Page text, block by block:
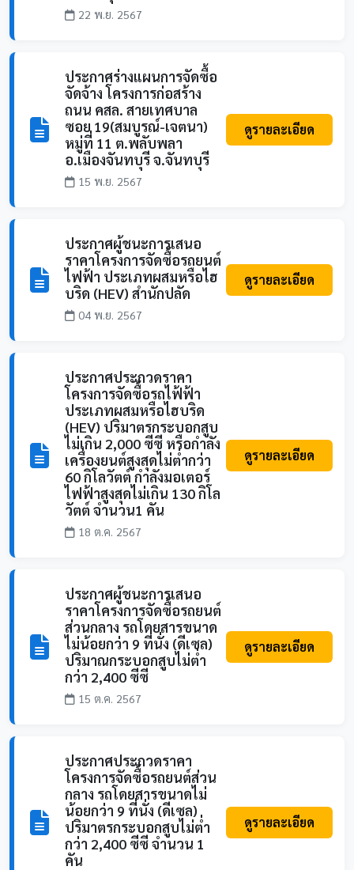
22 พ.ย. 2567
ประกาศร่างแผนการจัดซื้อ
จัดจ้าง โครงการก่อสร้าง
ถนน คสล. สายเทศบาล
ซอย 19(สมบูรณ์-เจตนา)
หมู่ที่ 11 ต.พลับพลา
อ.เมืองจันทบุรี จ.จันทบุรี
15 พ.ย. 2567
ดูรายละเอียด
ประกาศผู้ชนะการเสนอ
ราคาโครงการจัดซื้อรถยนต์
ไฟฟ้า ประเภทผสมหรือไฮ
บริด (HEV) สำนักปลัด
04 พ.ย. 2567
ดูรายละเอียด
ประกาศประกวดราคา
โครงการจัดซื้อรถไฟ้ฟ้า
ประเภทผสมหรือไฮบริด
(HEV) ปริมาตรกระบอกสูบ
ไม่เกิน 2,000 ซีซี หรือกำลัง
เครื่องยนต์สูงสุดไม่ต่ำกว่า
60 กิโลวัตต์ กำลังมอเตอร์
ไฟฟ้าสูงสุดไม่เกิน 130 กิโล
วัตต์ จำนวน1 คัน
18 ต.ค. 2567
ดูรายละเอียด
ประกาศผู้ชนะการเสนอ
ราคาโครงการจัดซื้อรถยนต์
ส่วนกลาง รถโดยสารขนาด
ไม่น้อยกว่า 9 ที่นั่ง (ดีเซล)
ปริมาณกระบอกสูบไม่ต่ำ
กว่า 2,400 ซีซี
15 ต.ค. 2567
ดูรายละเอียด
ประกาศประกวดราคา
โครงการจัดซื้อรถยนต์ส่วน
กลาง รถโดยสารขนาดไม่
น้อยกว่า 9 ที่นั่ง (ดีเซล)
ปริมาตรกระบอกสูบไม่ต่ำ
กว่า 2,400 ซีซี จำนวน 1
คัน
ดูรายละเอียด